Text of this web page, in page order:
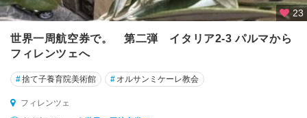
ウ
ル
ビ
ー
ン
23
世界一周航空券で。 第二弾 イタリア2-3 パルマから
フィレンツェへ
#捨て子養育院美術館 # オルサンミケーレ教会
フィレンツェ